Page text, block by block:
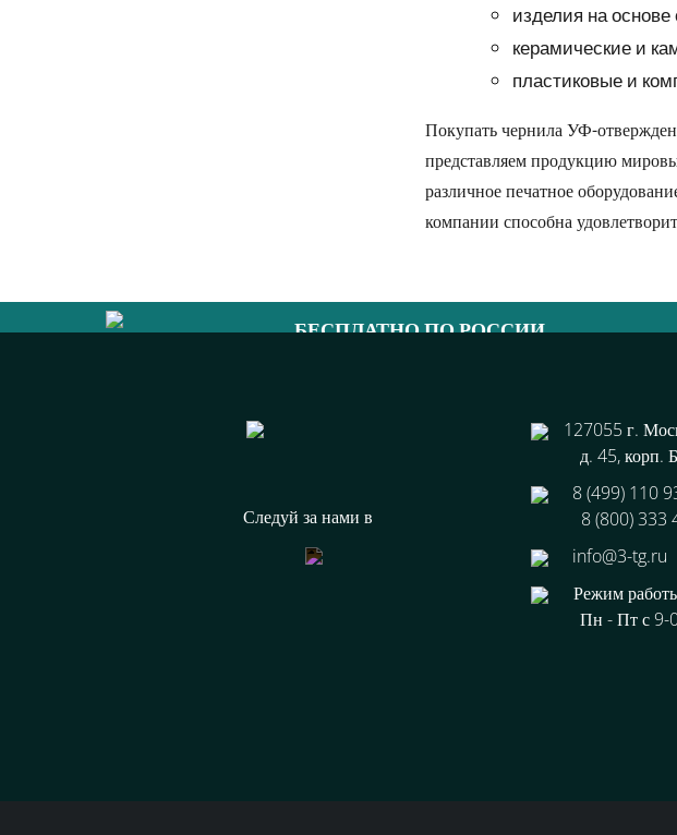
изделия на
керамические и
пластиковые и
Покупать чернила УФ-
представляем продукцию
различное печатное
компании способна
БЕСПЛАТНО ПО РОССИИ
Следуй за нами в
127055 г.
д. 45, корп. Б
8 (499) 110
8 (800) 333
info@3-tg.ru
Режим
Пн - Пт с 9-